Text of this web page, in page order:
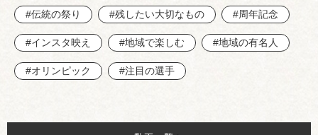
#伝統の祭り #残したい大切なもの #周年記念
#インスタ映え #地域で楽しむ #地域の有名人
#オリンピック #注目の選手